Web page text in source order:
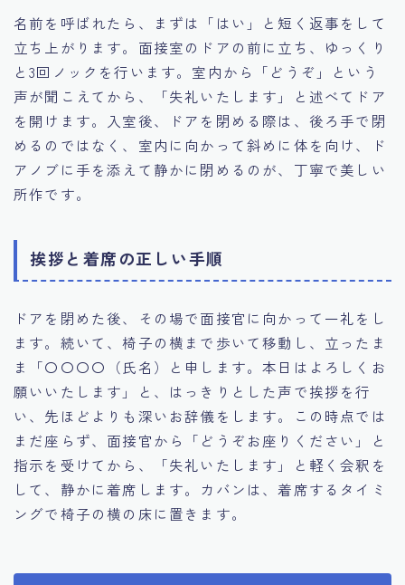
名前を呼ばれたら、まずは「はい」と短く返事をして
立ち上がります。面接室のドアの前に立ち、ゆっくり
と3回ノックを行います。室内から「どうぞ」という
声が聞こえてから、「失礼いたします」と述べてドア
を開けます。入室後、ドアを閉める際は、後ろ手で閉
めるのではなく、室内に向かって斜めに体を向け、ド
アノブに手を添えて静かに閉めるのが、丁寧で美しい
所作です。
挨拶と着席の正しい手順
ドアを閉めた後、その場で面接官に向かって一礼をし
ます。続いて、椅子の横まで歩いて移動し、立ったま
ま「〇〇〇〇（氏名）と申します。本日はよろしくお
願いいたします」と、はっきりとした声で挨拶を行
い、先ほどよりも深いお辞儀をします。この時点では
まだ座らず、面接官から「どうぞお座りください」と
指示を受けてから、「失礼いたします」と軽く会釈を
して、静かに着席します。カバンは、着席するタイミ
ングで椅子の横の床に置きます。